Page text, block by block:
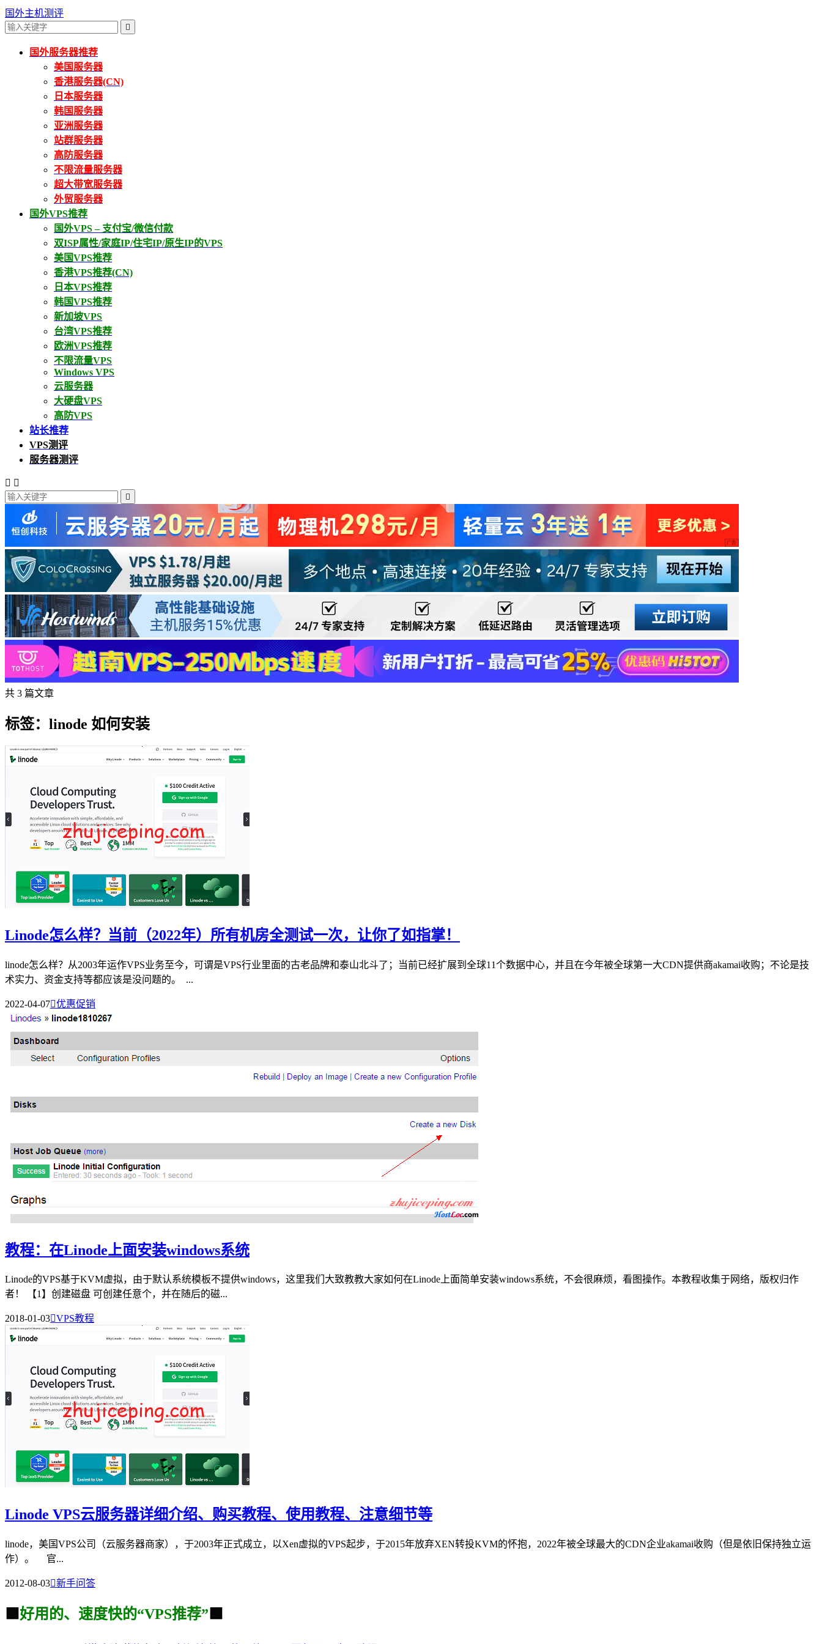
国外主机测评

国外服务器推荐
美国服务器
香港服务器(CN)
日本服务器
韩国服务器
亚洲服务器
站群服务器
高防服务器
不限流量服务器
超大带宽服务器
外贸服务器
国外VPS推荐
国外VPS – 支付宝/微信付款
双ISP属性/家庭IP/住宅IP/原生IP的VPS
美国VPS推荐
香港VPS推荐(CN)
日本VPS推荐
韩国VPS推荐
新加坡VPS
台湾VPS推荐
欧洲VPS推荐
不限流量VPS
Windows VPS
云服务器
大硬盘VPS
高防VPS
站长推荐
VPS测评
服务器测评
 

共 3 篇文章
标签：linode 如何安装
Linode怎么样？当前（2022年）所有机房全测试一次，让你了如指掌！
linode怎么样？从2003年运作VPS业务至今，可谓是VPS行业里面的古老品牌和泰山北斗了；当前已经扩展到全球11个数据中心，并且在今年被全球第一大CDN提供商akamai收购；不论是技
术实力、资金支持等都应该是没问题的。 ...
2022-04-07优惠促销
教程：在Linode上面安装windows系统
Linode的VPS基于KVM虚拟，由于默认系统模板不提供windows，这里我们大致教教大家如何在Linode上面简单安装windows系统，不会很麻烦，看图操作。本教程收集于网络，版权归作
者！ 【1】创建磁盘 可创建任意个，并在随后的磁...
2018-01-03VPS教程
Linode VPS云服务器详细介绍、购买教程、使用教程、注意细节等
linode，美国VPS公司（云服务器商家），于2003年正式成立，以Xen虚拟的VPS起步，于2015年放弃XEN转投KVM的怀抱，2022年被全球最大的CDN企业akamai收购（但是依旧保持独立运
作）。 官...
2012-08-03新手问答
🟩 好用的、速度快的“VPS推荐” 🟩